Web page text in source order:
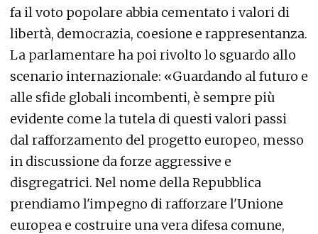
fa il voto popolare abbia cementato i valori di
libertà, democrazia, coesione e rappresentanza.
La parlamentare ha poi rivolto lo sguardo allo
scenario internazionale: «Guardando al futuro e
alle sfide globali incombenti, è sempre più
evidente come la tutela di questi valori passi
dal rafforzamento del progetto europeo, messo
in discussione da forze aggressive e
disgregatrici. Nel nome della Repubblica
prendiamo l'impegno di rafforzare l'Unione
europea e costruire una vera difesa comune,